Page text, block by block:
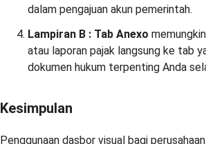
dalam pengajuan akun pemerintah.
Lampiran B : Tab Anexo
atau laporan pajak langsung ke tab
dokumen hukum terpenting Anda
Kesimpulan
Penggunaan dasbor visual bagi